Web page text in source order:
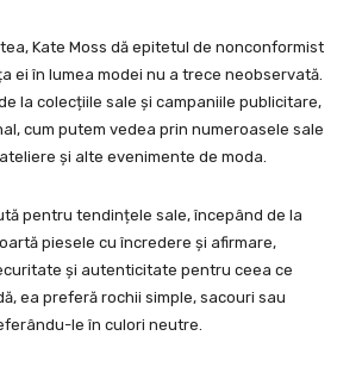
Kate Moss dă epitetul de nonconformist
ei în lumea modei nu a trece neobservată.
la colecțiile sale și campaniile publicitare,
cum putem vedea prin numeroasele sale
și alte evenimente de moda.
pentru tendințele sale, începând de la
piesele cu încredere și afirmare,
și autenticitate pentru ceea ce
ea preferă rochii simple, sacouri sau
le în culori neutre.